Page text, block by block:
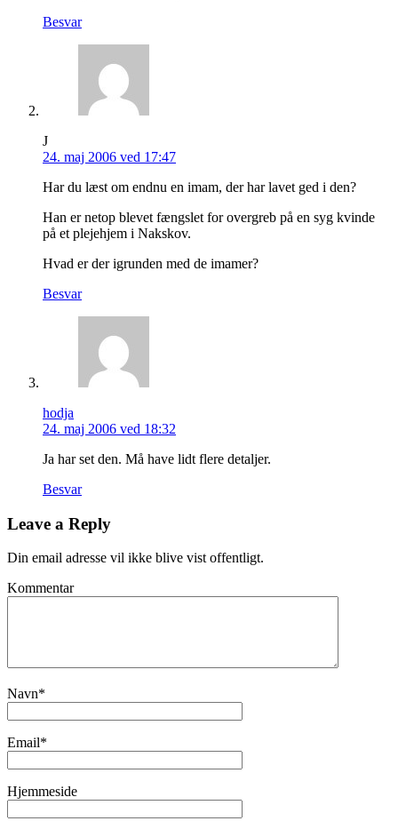
Besvar
J
24. maj 2006 ved 17:47
Har du læst om endnu en imam, der har lavet ged i den?
Han er netop blevet fængslet for overgreb på en syg kvinde
på et plejehjem i Nakskov.
Hvad er der igrunden med de imamer?
Besvar
hodja
24. maj 2006 ved 18:32
Ja har set den. Må have lidt flere detaljer.
Besvar
Leave a Reply
Din email adresse vil ikke blive vist offentligt.
Kommentar
Navn*
Email*
Hjemmeside